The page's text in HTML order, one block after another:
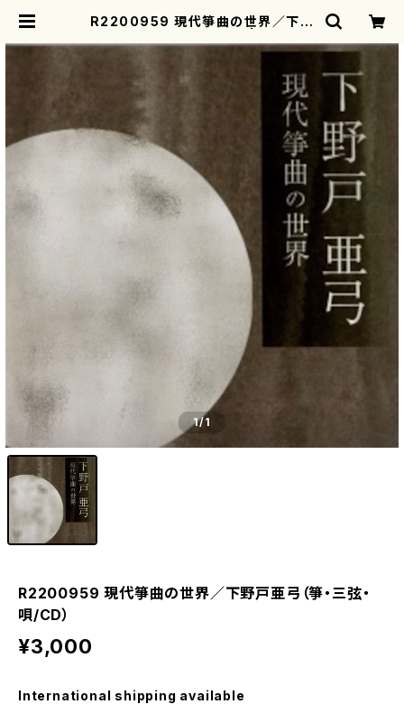
R2200959 現代箏曲の世界／下野
earth
1/1
R2200959 現代箏曲の世界／下野戸亜弓（箏・三弦・
唄/CD）
¥3,000
International shipping available